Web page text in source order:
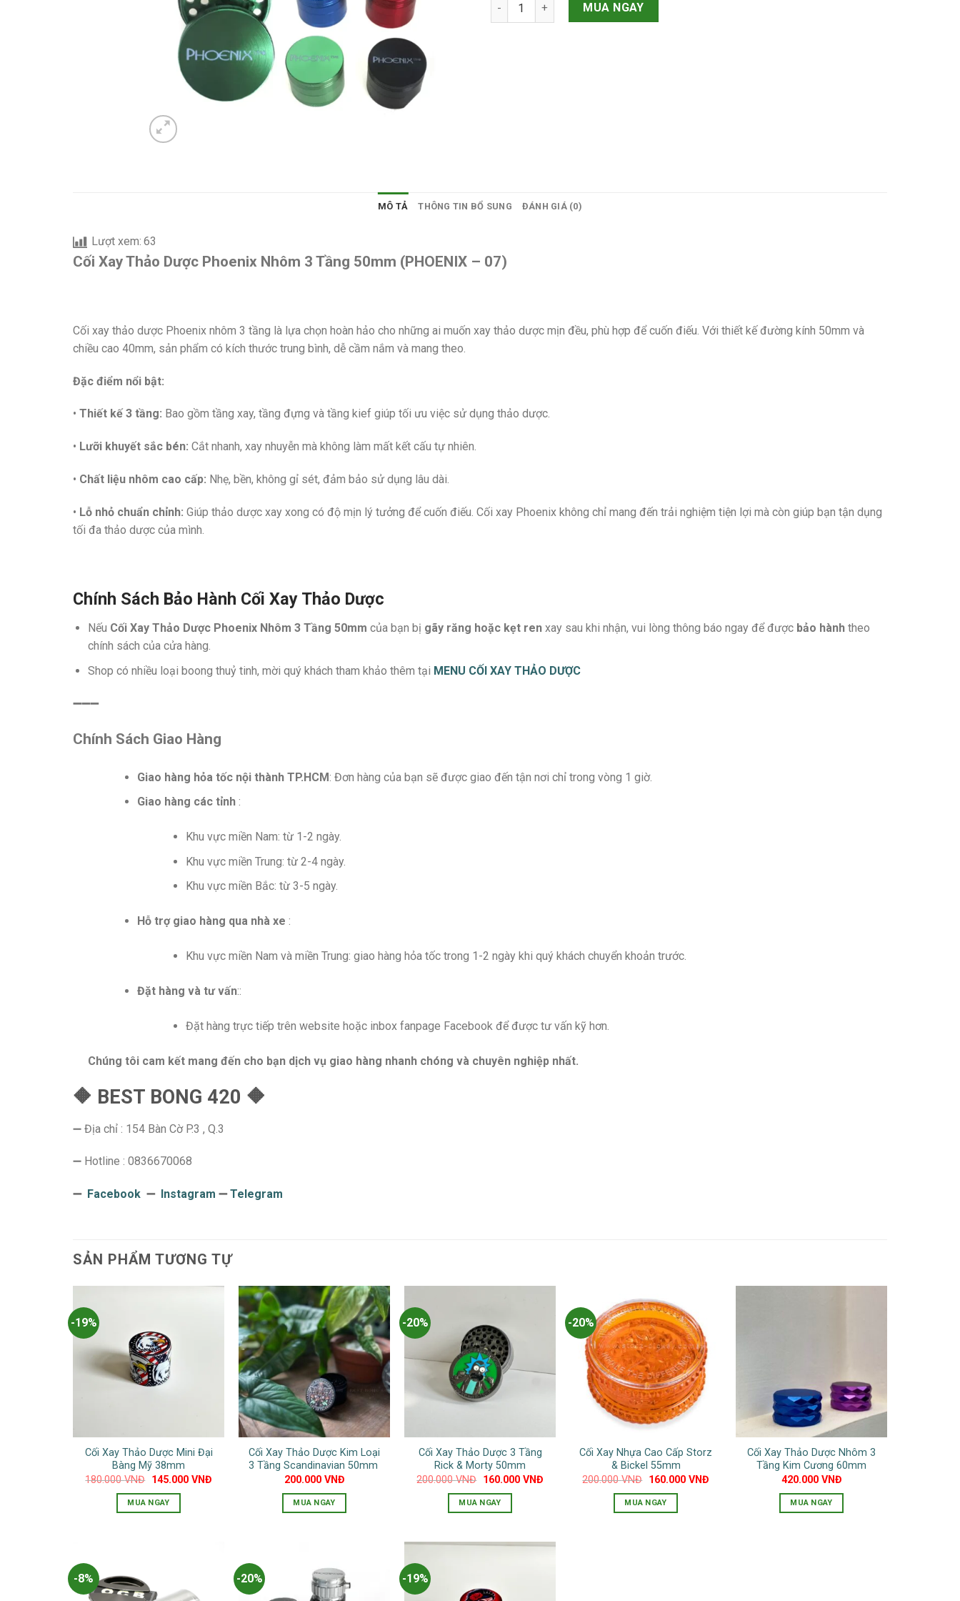
MUA NGAY
MÔ TẢ THÔNG TIN BỔ SUNG ĐÁNH GIÁ (0)
Lượt xem: 63
Cối Xay Thảo Dược Phoenix Nhôm 3 Tầng 50mm (PHOENIX – 07)
Cối xay thảo dược Phoenix nhôm 3 tầng là lựa chọn hoàn hảo cho những ai muốn xay thảo dược mịn đều, phù hợp để cuốn điếu. Với thiết kế đường kính 50mm và
chiều cao 40mm, sản phẩm có kích thước trung bình, dễ cầm nắm và mang theo.
Đặc điểm nổi bật:
• Thiết kế 3 tầng: Bao gồm tầng xay, tầng đựng và tầng kief giúp tối ưu việc sử dụng thảo dược.
• Lưỡi khuyết sắc bén: Cắt nhanh, xay nhuyễn mà không làm mất kết cấu tự nhiên.
• Chất liệu nhôm cao cấp: Nhẹ, bền, không gỉ sét, đảm bảo sử dụng lâu dài.
• Lỗ nhỏ chuẩn chỉnh: Giúp thảo dược xay xong có độ mịn lý tưởng để cuốn điếu. Cối xay Phoenix không chỉ mang đến trải nghiệm tiện lợi mà còn giúp bạn tận dụng
tối đa thảo dược của mình.
Chính Sách Bảo Hành Cối Xay Thảo Dược
Nếu Cối Xay Thảo Dược Phoenix Nhôm 3 Tầng 50mm của bạn bị gãy răng hoặc kẹt renxay sau khi nhận, vui lòng thông báo ngay để được bảo hànhtheo
chính sách của cửa hàng.
Shop có nhiều loại boong thuỷ tinh, mời quý khách tham khảo thêm tại MENU CỐI XAY THẢO DƯỢC
➖➖➖
Chính Sách Giao Hàng
Giao hàng hỏa tốc nội thành TP.HCM: Đơn hàng của bạn sẽ được giao đến tận nơi chỉ trong vòng 1 giờ.
Giao hàng các tỉnh :
Khu vực miền Nam: từ 1-2 ngày.
Khu vực miền Trung: từ 2-4 ngày.
Khu vực miền Bắc: từ 3-5 ngày.
Hỗ trợ giao hàng qua nhà xe :
Khu vực miền Nam và miền Trung: giao hàng hỏa tốc trong 1-2 ngày khi quý khách chuyển khoản trước.
Đặt hàng và tư vấn::
Đặt hàng trực tiếp trên website hoặc inbox fanpage Facebook để được tư vấn kỹ hơn.
Chúng tôi cam kết mang đến cho bạn dịch vụ giao hàng nhanh chóng và chuyên nghiệp nhất.
🔶 BEST BONG 420 🔶
➖ Địa chỉ : 154 Bàn Cờ P.3 , Q.3
➖ Hotline : 0836670068
➖ Facebook ➖ Instagram ➖Telegram
SẢN PHẨM TƯƠNG TỰ
-19%
Cối Xay Thảo Dược Mini Đại
Bàng Mỹ 38mm
180.000VNĐ Giá
là:
180.000 VNĐ.
145.000 VNĐGiá
MUA NGAY
Cối Xay Thảo Dược Kim Loại
3 Tầng Scandinavian 50mm
200.000 VNĐ
MUA NGAY
-20%
Cối Xay Thảo Dược 3 Tầng
Rick & Morty 50mm
200.000VNĐ Giá
là:
200.000 VNĐ.
160.000 VNĐGiá
MUA NGAY
nhiều
-20%
Cối Xay Nhựa Cao Cấp Storz
& Bickel 55mm
200.000VNĐ Giá
là:
200.000 VNĐ.
160.000 VNĐGiá
MUA NGAY
Cối Xay Thảo Dược Nhôm 3
Tầng Kim Cương 60mm
420.000 VNĐ
MUA NGAY
-8% -20% -19%